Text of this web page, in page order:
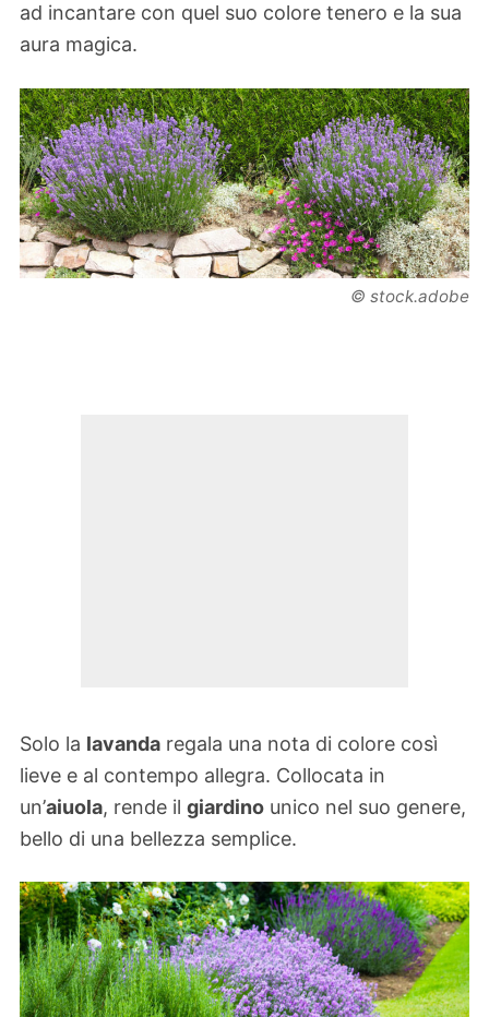
ad incantare con quel suo colore tenero e la sua
aura magica.
© stock.adobe
Solo la lavanda regala una nota di colore così
lieve e al contempo allegra. Collocata in
un’aiuola, rende il giardino unico nel suo genere,
bello di una bellezza semplice.